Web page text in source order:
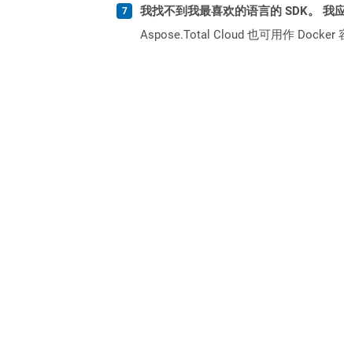
我找不到我最喜欢的语言的 SDK。 我
Aspose.Total Cloud 也可用作 Docker